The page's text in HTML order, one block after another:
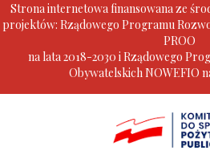
Strona internetowa finansowana ze
projektów: Rządowego Programu
PROO
na lata 2018-2030 i Rządowego
Obywatelskich NOWEFIO